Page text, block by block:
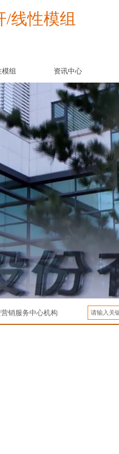
销服务中心机构
线性模组
组 资讯中心